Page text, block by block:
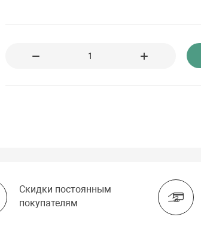
Скидки постоянным
покупателям